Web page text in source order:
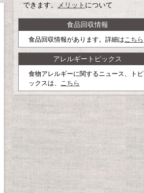
できます。メリットについて
食品回収情報
食品回収情報があります。詳細は こちら
アレルギートピックス
食物アレルギーに関するニュース、トピ
ックスは、
こちら